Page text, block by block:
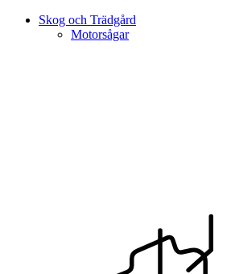
Skog och Trädgård
Motorsågar